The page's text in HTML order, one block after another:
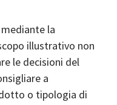
mediante la
illustrativo non
le decisioni del
a
o tipologia di